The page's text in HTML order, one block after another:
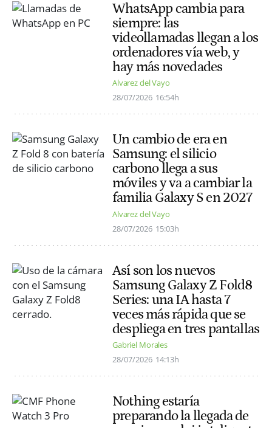
WhatsApp cambia para
siempre: las
videollamadas llegan a los
ordenadores vía web, y
hay más novedades
Alvarez del Vayo
28/07/2026 16:54h
Un cambio de era en
Samsung: el silicio
carbono llega a sus
móviles y va a cambiar la
familia Galaxy S en 2027
Alvarez del Vayo
28/07/2026 15:03h
Así son los nuevos
Samsung Galaxy Z Fold8
Series: una IA hasta 7
veces más rápida que se
despliega en tres pantallas
Gabriel Morales
28/07/2026 14:13h
Nothing estaría
preparando la llegada de